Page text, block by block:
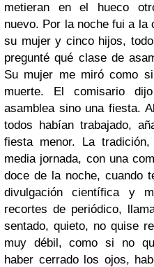
metieran en el hueco
nuevo. Por la noche fui a
su mujer y cinco hijos,
pregunté qué clase de
Su mujer me miró como
muerte. El comisario
asamblea sino una fiesta.
todos habían trabajado,
fiesta menor. La
media jornada, con una
doce de la noche, cuando
divulgación científica y
recortes de periódico,
sentado, quieto, no quise
muy débil, como si no
haber cerrado los ojos,